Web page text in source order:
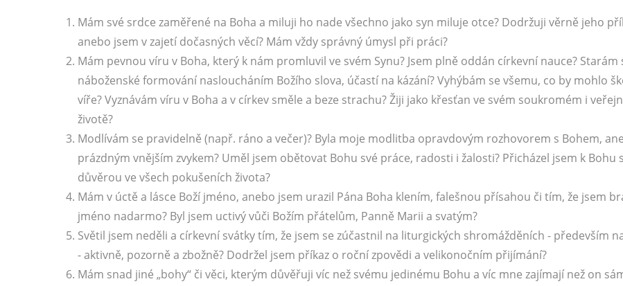
Mám své srdce zaměřené na Boha a miluji ho nade všechno jako syn miluje otce? Dodržuji věrně jeho
anebo jsem v zajetí dočasných věcí? Mám vždy správný úmysl při práci?
Mám pevnou víru v Boha, který k nám promluvil ve svém Synu? Jsem plně oddán církevní nauce? Starám
náboženské formování nasloucháním Božího slova, účastí na kázání? Vyhýbám se všemu, co by mohlo
víře? Vyznávám víru v Boha a v církev směle a beze strachu? Žiji jako křesťan ve svém soukromém i
životě?
Modlívám se pravidelně (např. ráno a večer)? Byla moje modlitba opravdovým rozhovorem s Bohem,
prázdným vnějším zvykem? Uměl jsem obětovat Bohu své práce, radosti i žalosti? Přicházel jsem k Bohu s
důvěrou ve všech pokušeních života?
Mám v úctě a lásce Boží jméno, anebo jsem urazil Pána Boha klením, falešnou přísahou či tím, že jsem
jméno nadarmo? Byl jsem uctivý vůči Božím přátelům, Panně Marii a svatým?
Světil jsem neděli a církevní svátky tím, že jsem se zúčastnil na liturgických shromážděních - především
- aktivně, pozorně a zbožně? Dodržel jsem příkaz o roční zpovědi a velikonočním přijímání?
Mám snad jiné „bohy“ či věci, kterým důvěřuji víc než svému jedinému Bohu a víc mne zajímají než on